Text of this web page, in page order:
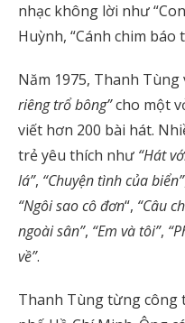
nhạc không lời như
Huỳnh, “Cánh chim báo
Năm 1975, Thanh Tùng
riêng trổ bông”cho một
viết hơn 200 bài hát.
trẻ yêu thích như “Hát
lá”, “Chuyện tình của biển”
“Ngôi sao cô đơn“, “Câu
ngoài sân”, “Em và tôi”,
về”.
Thanh Tùng từng công